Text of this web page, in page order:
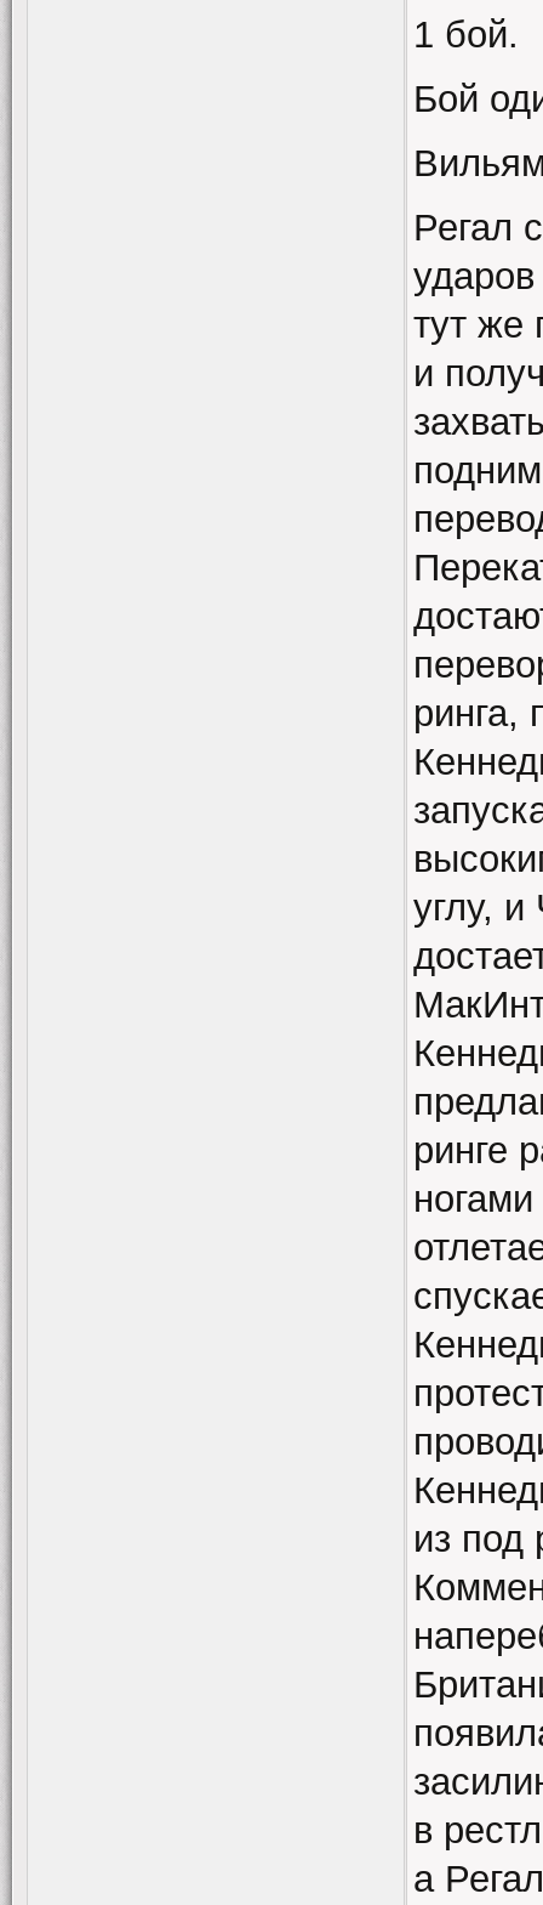
1 бой.
Бой
Регал
ударов
тут же
и
ринга,
углу,
ринге
из под
в
а